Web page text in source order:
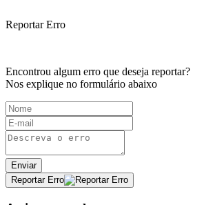
Reportar Erro
Encontrou algum erro que deseja reportar?
Nos explique no formulário abaixo
Enviar
Reportar Erro